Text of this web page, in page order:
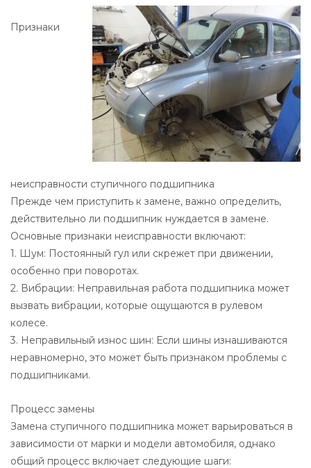
Признаки
неисправности ступичного подшипника
Прежде чем приступить к замене, важно определить,
действительно ли подшипник нуждается в замене.
Основные признаки неисправности включают:
1. Шум: Постоянный гул или скрежет при движении,
особенно при поворотах.
2. Вибрации: Неправильная работа подшипника может
вызвать вибрации, которые ощущаются в рулевом
колесе.
3. Неправильный износ шин: Если шины изнашиваются
неравномерно, это может быть признаком проблемы с
подшипниками.
Процесс замены
Замена ступичного подшипника может варьироваться в
зависимости от марки и модели автомобиля, однако
общий процесс включает следующие шаги: